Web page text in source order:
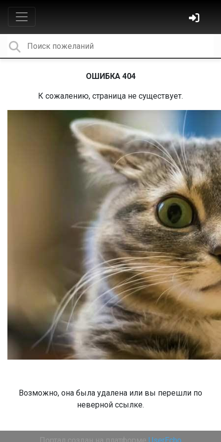
ОШИБКА 404
К сожалению, страница не существует.
Возможно, она была удалена или вы перешли по
неверной ссылке.